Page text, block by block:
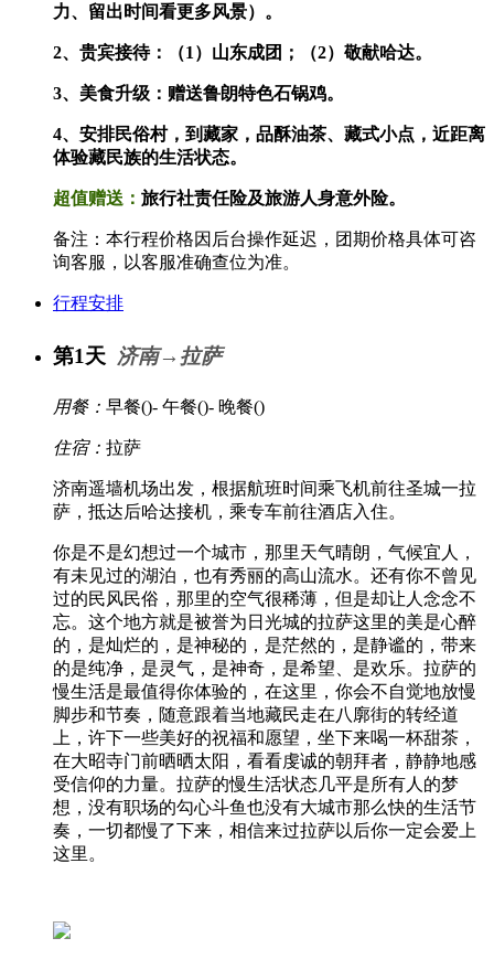
力、留出时间看更多风景）。
2、贵宾接待：（1）山东成团；（2）敬献哈达。
3、美食升级：赠送鲁朗特色石锅鸡。
4、安排民俗村，到藏家，品酥油茶、藏式小点，近距离
体验藏民族的生活状态。
超值赠送： 旅行社责任险及旅游人身意外险。
备注：本行程价格因后台操作延迟，团期价格具体可咨
询客服，以客服准确查位为准。
行程安排
第1天 济南→拉萨
用餐： 早餐()- 午餐()- 晚餐()
住宿： 拉萨
济南遥墙机场出发，根据航班时间乘飞机前往圣城一拉
萨，抵达后哈达接机，乘专车前往酒店入住。
你是不是幻想过一个城市，那里天气晴朗，气候宜人，
有未见过的湖泊，也有秀丽的高山流水。还有你不曾见
过的民风民俗，那里的空气很稀薄，但是却让人念念不
忘。这个地方就是被誉为日光城的拉萨这里的美是心醉
的，是灿烂的，是神秘的，是茫然的，是静谧的，带来
的是纯净，是灵气，是神奇，是希望、是欢乐。拉萨的
慢生活是最值得你体验的，在这里，你会不自觉地放慢
脚步和节奏，随意跟着当地藏民走在八廓街的转经道
上，许下一些美好的祝福和愿望，坐下来喝一杯甜茶，
在大昭寺门前晒晒太阳，看看虔诚的朝拜者，静静地感
受信仰的力量。拉萨的慢生活状态几平是所有人的梦
想，没有职场的勾心斗鱼也没有大城市那么快的生活节
奏，一切都慢了下来，相信来过拉萨以后你一定会爱上
这里。